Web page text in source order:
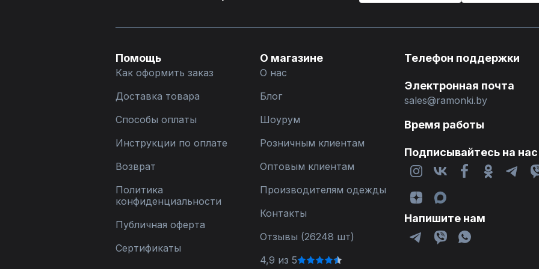
Помощь
Как оформить заказ
Доставка товара
Способы оплаты
Инструкции по оплате
Возврат
Политика
конфиденциальности
Публичная оферта
Сертификаты
О магазине
О нас
Блог
Шоурум
Розничным клиентам
Оптовым клиентам
Производителям одежды
Контакты
Отзывы (26248 шт)
4,9 из 5
Телефон поддержки
Электронная почта
sales@ramonki.by
Время работы
Подписывайтесь на нас
Напишите нам